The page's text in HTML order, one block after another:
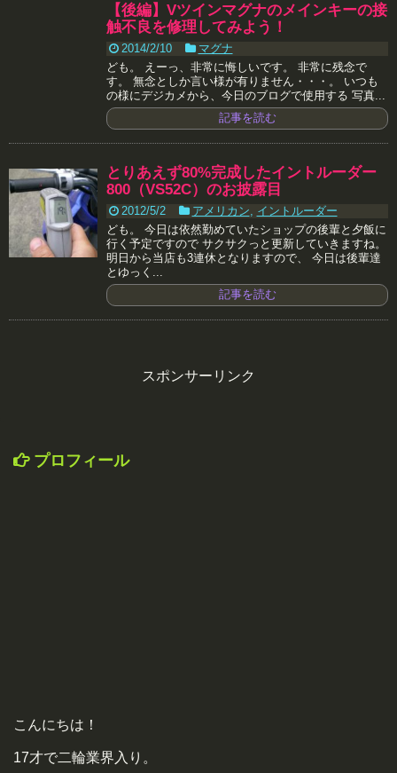
【後編】Vツインマグナのメインキーの接
触不良を修理してみよう！
2014/2/10
マグナ
ども。 えーっ、非常に悔しいです。 非常に残念で
す。 無念としか言い様が有りません・・・。 いつも
の様にデジカメから、今日のブログで使用する 写真...
記事を読む
とりあえず80%完成したイントルーダー
800（VS52C）のお披露目
2012/5/2 アメリカン
イントルーダー
ども。 今日は依然勤めていたショップの後輩と夕飯に
行く予定ですので サクサクっと更新していきますね。
明日から当店も3連休となりますので、 今日は後輩達
とゆっく...
記事を読む
スポンサーリンク
プロフィール
こんにちは！
17才で二輪業界入り。